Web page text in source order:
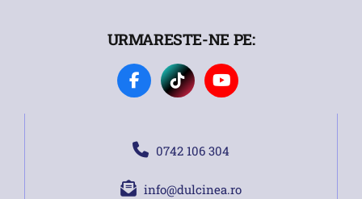
URMARESTE-NE PE:
0742 106 304
info@dulcinea.ro